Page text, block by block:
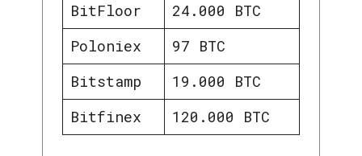
BitFloor
24.000 BTC
Poloniex
97 BTC
Bitstamp
19.000 BTC
Bitfinex
120.000 BTC